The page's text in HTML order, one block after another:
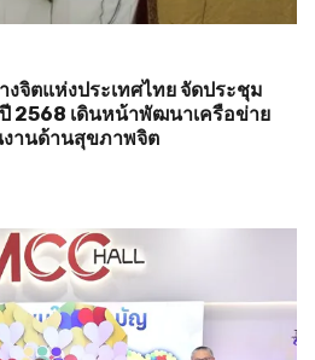
จิตแห่งประเทศไทย จัดประชุม
2568 เดินหน้าพัฒนาเครือข่าย
งานด้านสุขภาพจิต